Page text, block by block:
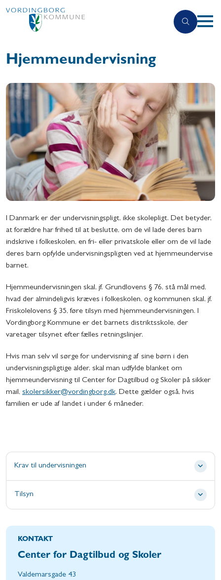
Hjemmeundervisning
I Danmark er der undervisningspligt, ikke skolepligt. Det betyder,
at forældre har frihed til at beslutte, om de vil lade deres barn
indskrive i folkeskolen, en fri- eller privatskole eller om de vil lade
deres barn opfylde undervisningspligten ved at hjemmeundervise
barnet.
Hjemmeundervisningen skal, jf. Grundlovens § 76, stå mål med,
hvad der almindeligvis kræves i folkeskolen, og kommunen skal, jf.
Friskolelovens § 35, føre tilsyn med hjemmeundervisningen. I
Vordingborg Kommune er det barnets distriktsskole, der
varetager tilsynet efter fælles retningslinjer.
Hvis man selv vil sørge for undervisning af sine børn i den
undervisningspligtige alder, skal man udfylde blanket om
hjemmeundervisning til Center for Dagtilbud og Skoler på sikker
mail, skolersikker@vordingborg.dk. Dette gælder også, hvis
familien er ude af landet i under 6 måneder.
Krav til undervisningen
Tilsyn
KONTAKT
Center for Dagtilbud og Skoler
Valdemarsgade 43